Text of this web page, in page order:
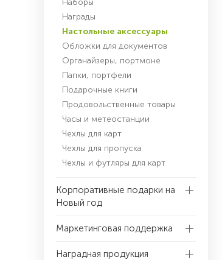
Наборы
Награды
Настольные аксессуары
Обложки для документов
Органайзеры, портмоне
Папки, портфели
Подарочные книги
Продовольственные товары
Часы и метеостанции
Чехлы для карт
Чехлы для пропуска
Чехлы и футляры для карт
Корпоративные подарки на
Новый год
Маркетинговая поддержка
Наградная продукция